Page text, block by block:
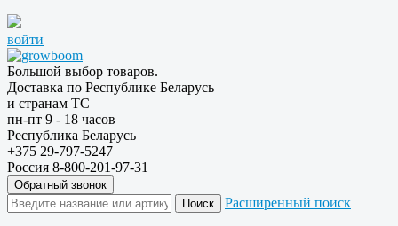
войти
Большой выбор товаров.
Доставка по Республике Беларусь
и странам ТС
пн-пт 9 - 18 часов
Республика Беларусь
+375 29-797-5247
Россия 8-800-201-97-31
Обратный звонок
Расширенный поиск